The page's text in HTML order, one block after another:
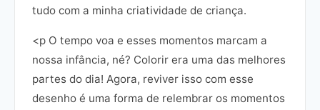
tudo com a minha criatividade de criança.
<p O tempo voa e esses momentos marcam a
nossa infância, né? Colorir era uma das melhores
partes do dia! Agora, reviver isso com esse
desenho é uma forma de relembrar os momentos